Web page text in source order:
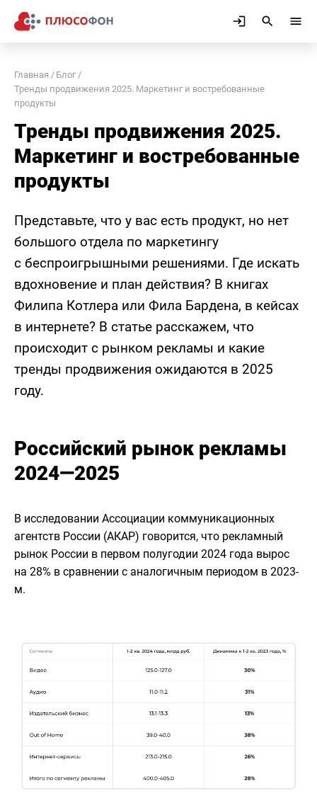
Главная
Блог
Тренды продвижения 2025. Маркетинг и востребованные
продукты
Тренды продвижения 2025.
Маркетинг и востребованные
продукты
Представьте, что у вас есть продукт, но нет
большого отдела по маркетингу
с беспроигрышными решениями. Где искать
вдохновение и план действия? В книгах
Филипа Котлера или Фила Бардена, в кейсах
в интернете? В статье расскажем, что
происходит с рынком рекламы и какие
тренды продвижения ожидаются в 2025
году.
Российский рынок рекламы
2024—2025
В исследовании Ассоциации коммуникационных
агентств России (АКАР) говорится, что рекламный
рынок России в первом полугодии 2024 года вырос
на 28% в сравнении с аналогичным периодом в 2023-
м.